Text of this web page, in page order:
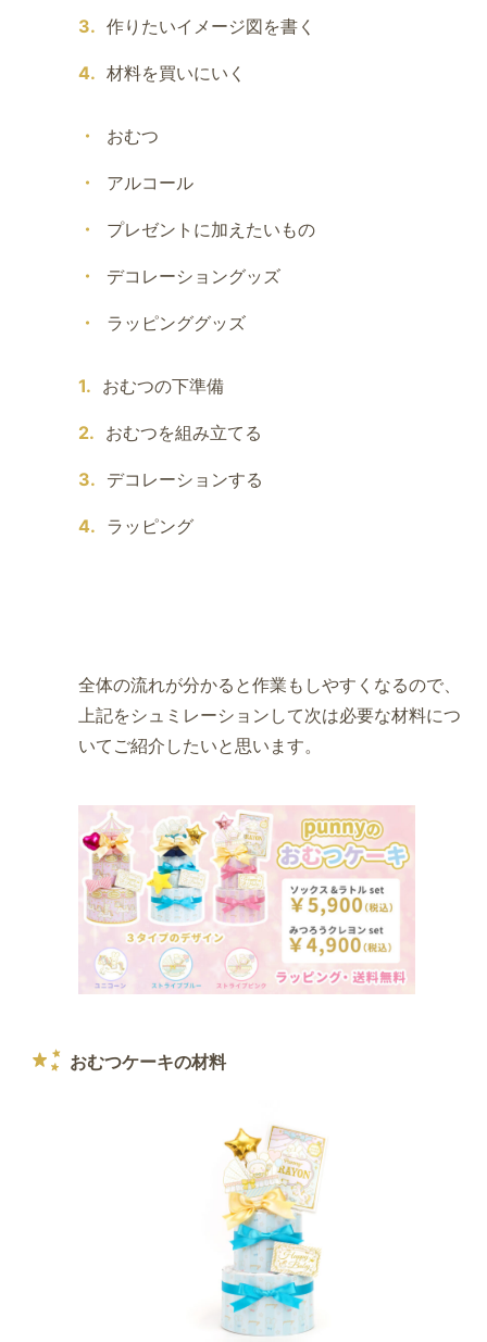
作りたいイメージ図を書く
材料を買いにいく
おむつ
アルコール
プレゼントに加えたいもの
デコレーショングッズ
ラッピンググッズ
おむつの下準備
おむつを組み立てる
デコレーションする
ラッピング
全体の流れが分かると作業もしやすくなるので、
上記をシュミレーションして次は必要な材料につ
いてご紹介したいと思います。
おむつケーキの材料